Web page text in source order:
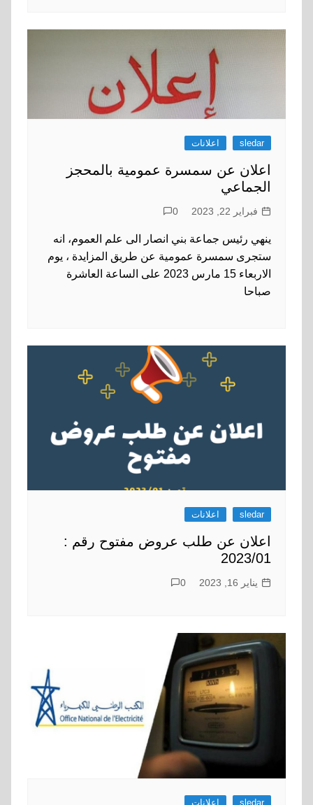
sledar اعلانات
اعلان عن سمسرة عمومية بالمحجز
الجماعي
فبراير 22, 2023 0
ينهي رئيس جماعة بني انصار الى علم العموم، انه
ستجرى سمسرة عمومية عن طريق المزايدة ، يوم
الاربعاء 15 مارس 2023 على الساعة العاشرة
صباحا
sledar اعلانات
اعلان عن طلب عروض مفتوح رقم :
2023/01
يناير 16, 2023 0
sledar اعلانات